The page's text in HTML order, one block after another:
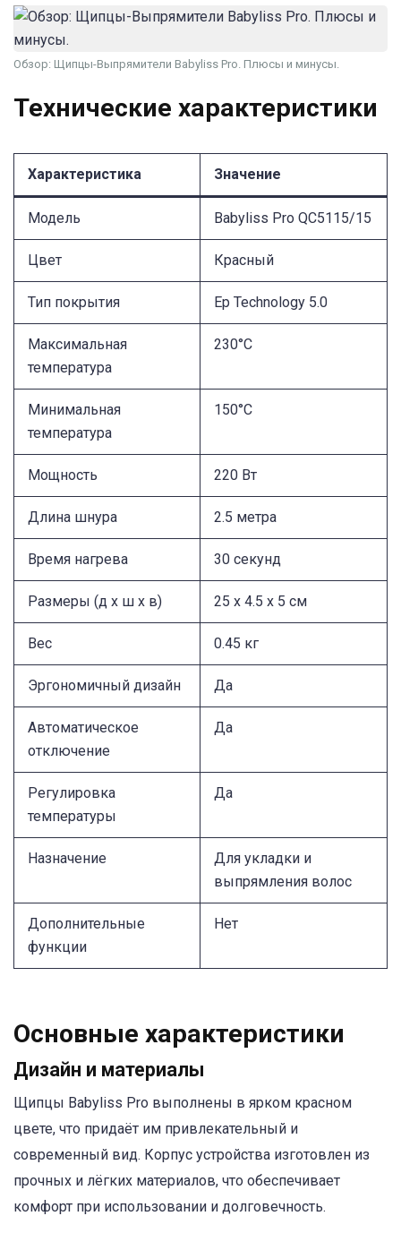
Обзор: Щипцы-Выпрямители Babyliss Pro. Плюсы и минусы.
Технические характеристики
Характеристика Значение
Модель Babyliss Pro QC5115/15
Цвет Красный
Тип покрытия Ep Technology 5.0
Максимальная
температура
230°C
Минимальная
температура
150°C
Мощность 220 Вт
Длина шнура 2.5 метра
Время нагрева 30 секунд
Размеры (д x ш x в) 25 x 4.5 x 5 см
Вес 0.45 кг
Эргономичный дизайн Да
Автоматическое
отключение
Да
Регулировка
температуры
Да
Назначение
Для укладки и
выпрямления волос
Дополнительные
функции
Нет
Основные характеристики
Дизайн и материалы
Щипцы Babyliss Pro выполнены в ярком красном
цвете, что придаёт им привлекательный и
современный вид. Корпус устройства изготовлен из
прочных и лёгких материалов, что обеспечивает
комфорт при использовании и долговечность.